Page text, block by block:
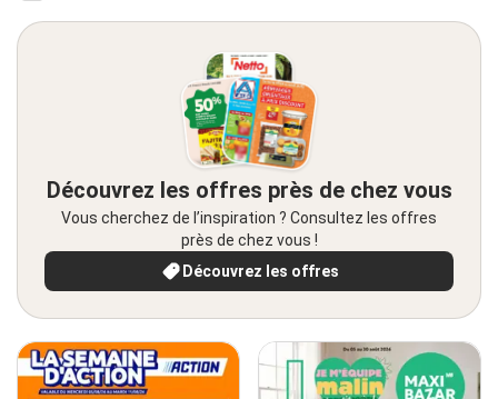
Découvrez les offres près de chez vous
Vous cherchez de l’inspiration ? Consultez les offres
près de chez vous !
Découvrez les offres